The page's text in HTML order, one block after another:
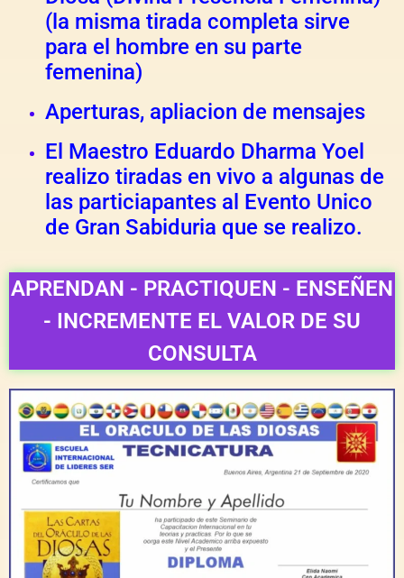
(la misma tirada completa sirve
para el hombre en su parte
femenina)
Aperturas, apliacion de mensajes
El Maestro Eduardo Dharma Yoel
realizo tiradas en vivo a algunas de
las particiapantes al Evento Unico
de Gran Sabiduria que se realizo.
APRENDAN - PRACTIQUEN - ENSEÑEN
- INCREMENTE EL VALOR DE SU
CONSULTA